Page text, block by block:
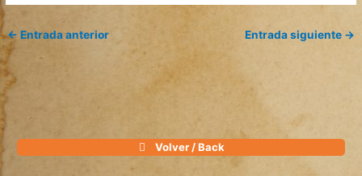
← Entrada anterior Entrada siguiente →
Volver / Back